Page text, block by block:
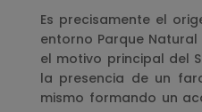
Es precisamente el
entorno Parque
el motivo principal del
la presencia de un
mismo formando un